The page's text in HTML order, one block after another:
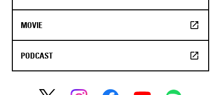
MOVIE
PODCAST